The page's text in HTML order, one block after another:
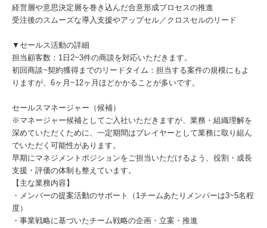
経営層や意思決定層を巻き込んだ合意形成プロセスの推進
受注後のスムーズな導入支援やアップセル／クロスセルのリード
▼セールス活動の詳細
担当顧客数：1日2~3件の商談を対応いただきます。
初回商談~契約獲得までのリードタイム：担当する案件の規模にもよ
りますが、6ヶ月~12ヶ月ほどかかることが多いです。
セールスマネージャー（候補）
※マネージャー候補としてご入社いただきますが、業務・組織理解を
深めていただくために、一定期間はプレイヤーとして業務に取り組ん
でいただく可能性があります。
早期にマネジメントポジションをご担当いただけるよう、役割・成長
支援・評価の体制も整えています。
【主な業務内容】
・メンバーの提案活動のサポート（1チームあたりメンバーは3~5名程
度）
・事業戦略に基づいたチーム戦略の企画・立案・推進